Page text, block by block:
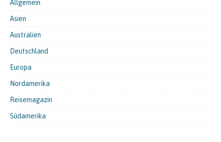
Allgemein
Asien
Australien
Deutschland
Europa
Nordamerika
Reisemagazin
Südamerika